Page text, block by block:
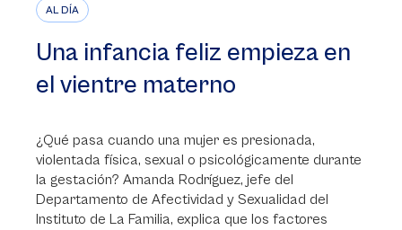
AL DÍA
Una infancia feliz empieza en
el vientre materno
¿Qué pasa cuando una mujer es presionada,
violentada física, sexual o psicológicamente durante
la gestación? Amanda Rodríguez, jefe del
Departamento de Afectividad y Sexualidad del
Instituto de La Familia, explica que los factores